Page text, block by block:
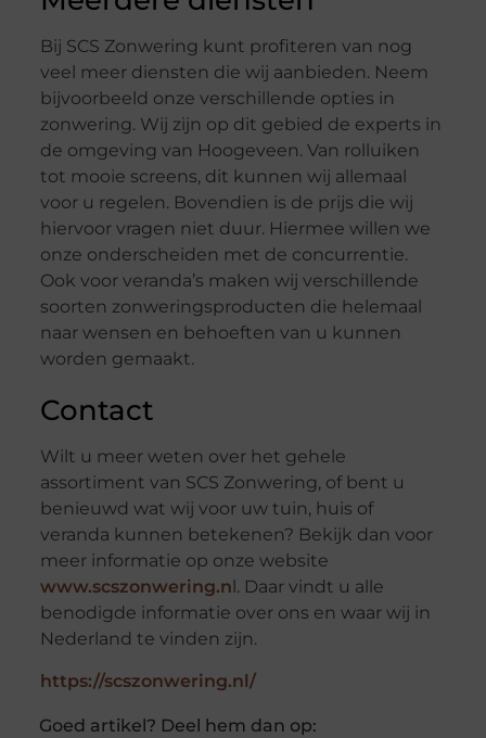
Bij SCS Zonwering kunt profiteren van nog
veel meer diensten die wij aanbieden. Neem
bijvoorbeeld onze verschillende opties in
zonwering. Wij zijn op dit gebied de experts in
de omgeving van Hoogeveen. Van rolluiken
tot mooie screens, dit kunnen wij allemaal
voor u regelen. Bovendien is de prijs die wij
hiervoor vragen niet duur. Hiermee willen we
onze onderscheiden met de concurrentie.
Ook voor veranda’s maken wij verschillende
soorten zonweringsproducten die helemaal
naar wensen en behoeften van u kunnen
worden gemaakt.
Contact
Wilt u meer weten over het gehele
assortiment van SCS Zonwering, of bent u
benieuwd wat wij voor uw tuin, huis of
veranda kunnen betekenen? Bekijk dan voor
meer informatie op onze website
www.scszonwering.nl. Daar vindt u alle
benodigde informatie over ons en waar wij in
Nederland te vinden zijn.
https://scszonwering.nl/
Goed artikel? Deel hem dan op: